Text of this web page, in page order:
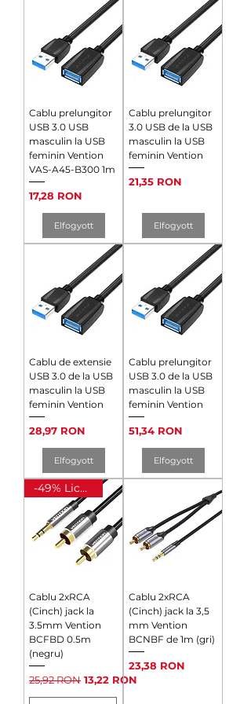
Cablu prelungitor
USB 3.0 USB
masculin la USB
feminin Vention
VAS-A45-B300 1m
Ár
17,28 RON
Elfogyott
Cablu prelungitor
3.0 USB de la USB
masculin la USB
feminin Vention
Ár
21,35 RON
Elfogyott
Cablu de extensie
USB 3.0 de la USB
masculin la USB
feminin Vention
Ár
28,97 RON
Elfogyott
Cablu prelungitor
USB 3.0 de la USB
masculin la USB
feminin Vention
Ár
51,34 RON
Elfogyott
-49% Lichidare
Cablu 2xRCA
(Cinch) jack la
3.5mm Vention
BCFBD 0.5m
(negru)
Szokásos ár
25,92 RON Akciós ár
13,22 RON
Cablu 2xRCA
(Cinch) jack la 3,5
mm Vention
BCNBF de 1m (gri)
Ár
23,38 RON